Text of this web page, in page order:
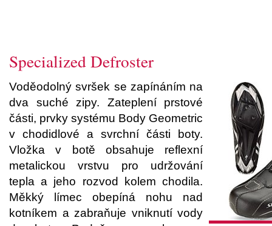
Specialized Defroster
Voděodolný svršek se zapínáním na
dva suché zipy. Zateplení prstové
části, prvky systému Body Geometric
v chodidlové a svrchní části boty.
Vložka v botě obsahuje reflexní
metalickou vrstvu pro udržování
tepla a jeho rozvod kolem chodila.
Měkký límec obepíná nohu nad
kotníkem a zabraňuje vniknutí vody